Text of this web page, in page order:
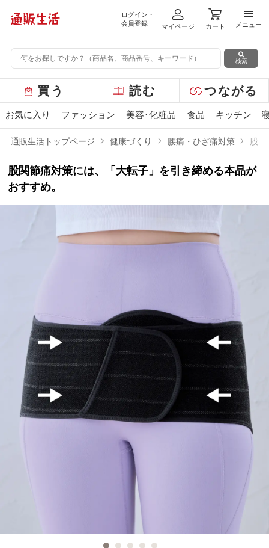
ログイン・
会員登録
マイページ カート
メニ
メニュー
検索
ー
バ
ュ
ー
買う 読む つながる
お気に入り ファッション 美容･化粧品 食品 キッチン
通販生活トップページ 健康づくり 腰痛・ひざ痛対策 股
股関節痛対策には、「大転子」を引き締める本品が
おすすめ。